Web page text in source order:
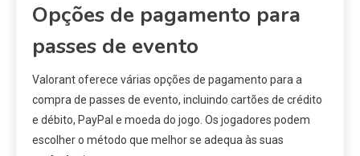
Opções de pagamento para
passes de evento
Valorant oferece várias opções de pagamento para a
compra de passes de evento, incluindo cartões de crédito
e débito, PayPal e moeda do jogo. Os jogadores podem
escolher o método que melhor se adequa às suas